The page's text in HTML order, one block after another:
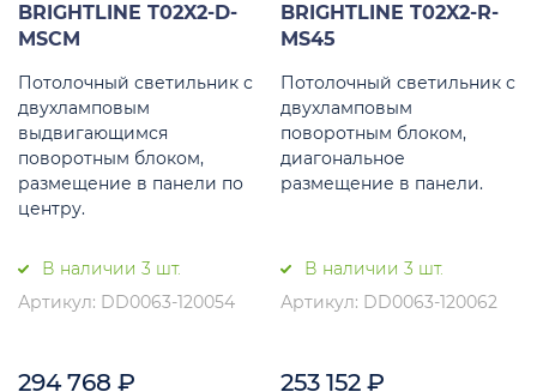
BRIGHTLINE T02X2-D-
MSCM
Потолочный светильник с
двухламповым
выдвигающимся
поворотным блоком,
размещение в панели по
центру.
В наличии 3 шт.
Артикул: DD0063-120054
294 768 ₽
BRIGHTLINE T02X2-R-
MS45
Потолочный светильник с
двухламповым
поворотным блоком,
диагональное
размещение в панели.
В наличии 3 шт.
Артикул: DD0063-120062
253 152 ₽